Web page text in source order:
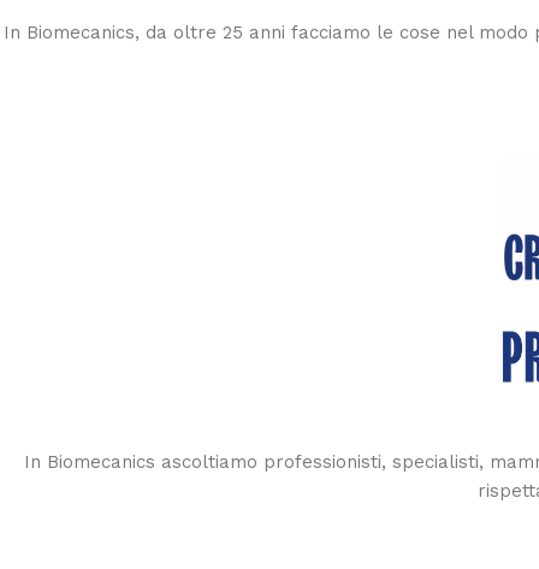
In Biomecanics, da oltre 25 anni facciamo le cose nel
In Biomecanics ascoltiamo professionisti, specialisti,